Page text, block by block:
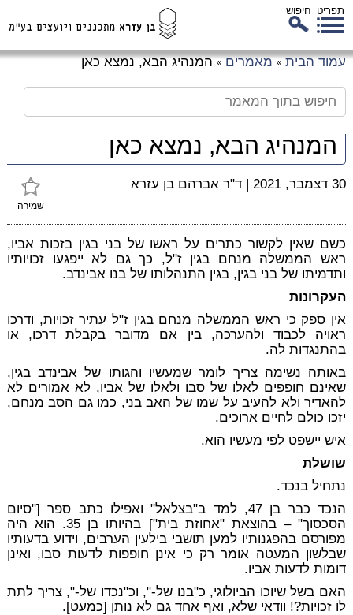
תפריט חיפוש
עמוד הבית » מאמרים » המנהיג הבא, נמצא כאן
המנהיג הבא, נמצא כאן
שמירה
30 דצמבר, 2021 | ד"ר אברהם בן עזרא
כשם שאין לקשור כתרים על ראשו של בני בגין בזכות אביו,
ראש הממשלה מנחם בגין ז"ל, כך גם לא ייפגעו זכויותיו
ותדמיתו של בני בגין, בגין התנהלותו של בנו אבינדב.
העקרונות
אין ספק כי ראש הממשלה מנחם בגין ז"ל עתיר זכויות, ודרכו
ראויה לכבוד ולהערכה, בין אם מדובר בקבלת דרכו, או
בהתנגדות לה.
באותה נשימה צריך לומר שמעשיו והגותו של אבינדב בגין,
שאינם חופפים לאלו של סבו ולאלו של אביו, לא אמורים לא
להאדיר ולא להעיב על שמו של האב בני, כמו גם הסב מנחם,
יזכו כולם לחיים ארוכים.
איש יישפט לפי מעשיו הוא.
שושלת
נתחיל בנכד.
הנכד כבר בן 47, למד ב"בצלאל" ואפילו כתב ספר ["סיום
הסכסוך" – בהוצאת "אחוזת בית"] בהיותו בן 35. הוא היה
מפורסם בהפגנותיו למען תושבי בילעין הערבים, וידוע בדעותיו
שבלשון המעטה אומר רק כי אינן חופפות לדעות סבו, ואינן
דומות לדעות אביו.
האם בשל שיוכו הביולוגי, כ"בנו של-", וכ"נכדו של-", צריך לתת
לו זכויות?! וודאי שלא, ואף אחד גם לא נותן [כמעט].